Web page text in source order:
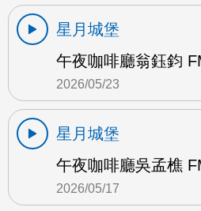
星月城堡
午夜咖啡廳翁鈺鈞
2026/05/23
星月城堡
午夜咖啡廳吳孟樵
2026/05/17